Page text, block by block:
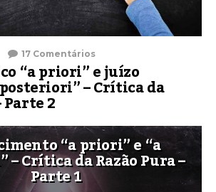
17 Comentários
“a priori” e juízo
– Crítica da
Parte 2
“a priori” e “a
Crítica da Razão Pura –
Parte 1